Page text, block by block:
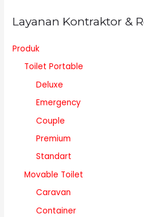
Layanan Kontraktor &
Produk
Toilet Portable
Deluxe
Emergency
Couple
Premium
Standart
Movable Toilet
Caravan
Container